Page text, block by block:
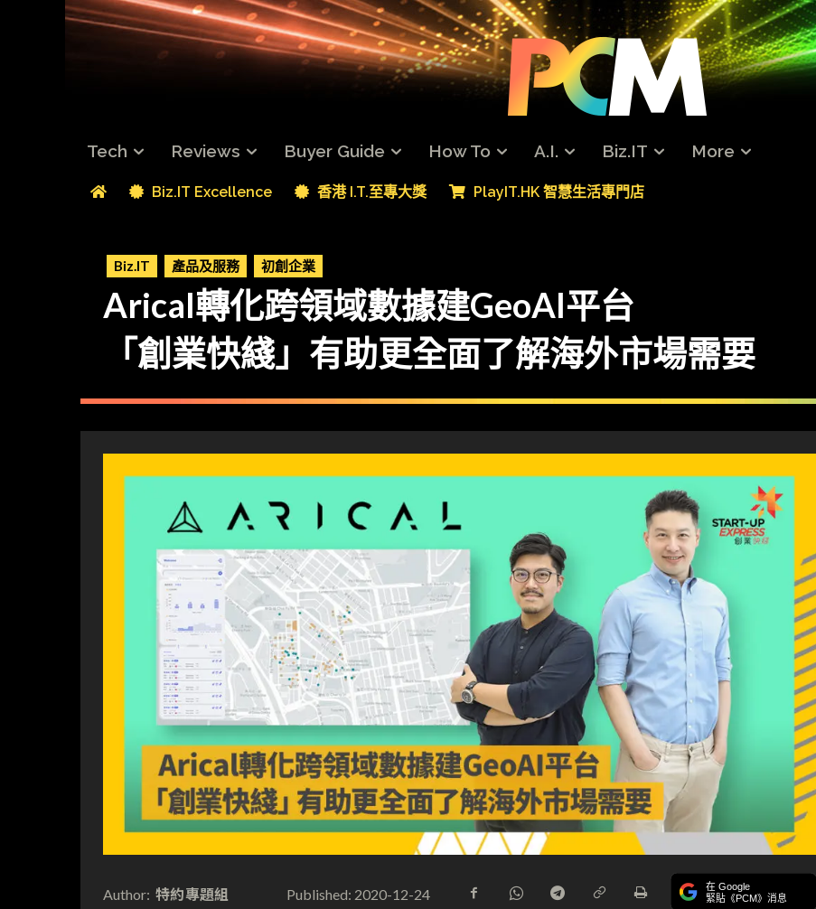
Tech Reviews Buyer Guide How To A.I. Biz.IT More
Biz.IT Excellence 香港 I.T.至專大獎 PlayIT.HK 智慧生活專門店
Biz.IT 產品及服務 初創企業
Arical轉化跨領域數據建GeoAI平台
「創業快綫」有助更全面了解海外市場需要
Author: 特約專題組 Published: 2020-12-24 在 Google
緊貼《PCM》消息